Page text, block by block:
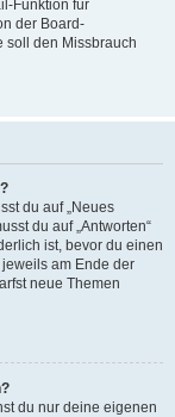
Funktion für
der Board-
soll den Missbrauch
du auf „Neues
du auf „Antworten“
ist, bevor du einen
am Ende der
neue Themen
du nur deine eigenen